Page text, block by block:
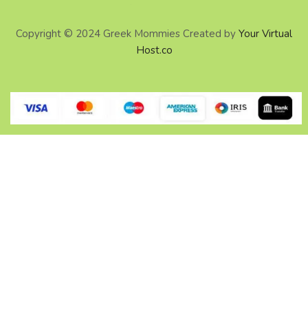
Copyright © 2024 Greek Mommies Created by Your Virtual
Host.co